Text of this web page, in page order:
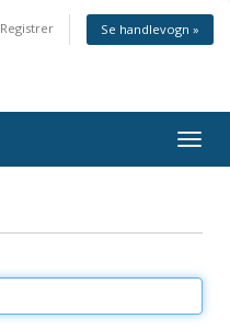
Registrer Se handlevogn »